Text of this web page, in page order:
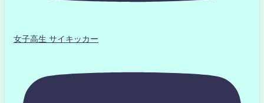
女子高生 サイキッカー